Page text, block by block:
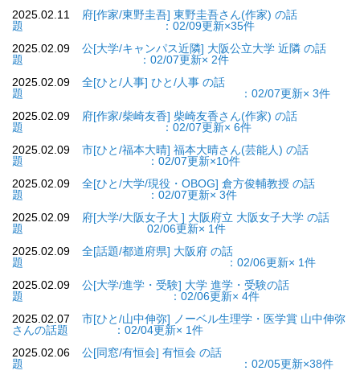
2025.02.11
府[作家/東野圭吾] 東野圭吾さん(作家) の話
題 ：02/09更新×35件
2025.02.09
公[大学/キャンパス近隣] 大阪公立大学 近隣 の話
題 ：02/07更新× 2件
2025.02.09
全[ひと/人事] ひと/人事 の話
題 ：02/07更新× 3件
2025.02.09
府[作家/柴崎友香] 柴崎友香さん(作家) の話
題 ：02/07更新× 6件
2025.02.09
市[ひと/福本大晴] 福本大晴さん(芸能人) の話
題 ：02/07更新×10件
2025.02.09
全[ひと/大学/現役・OBOG] 倉方俊輔教授 の話
題 ：02/07更新× 3件
2025.02.09
府[大学/大阪女子大 ] 大阪府立 大阪女子大学 の話
題 02/06更新× 1件
2025.02.09
全[話題/都道府県] 大阪府 の話
題 ：02/06更新× 1件
2025.02.09
公[大学/進学・受験] 大学 進学・受験の話
題 ：02/06更新× 4件
2025.02.07
市[ひと/山中伸弥] ノーベル生理学・医学賞 山中伸弥
さんの話題 ：02/04更新× 1件
2025.02.06
公[同窓/有恒会] 有恒会 の話
題 ：02/05更新×38件